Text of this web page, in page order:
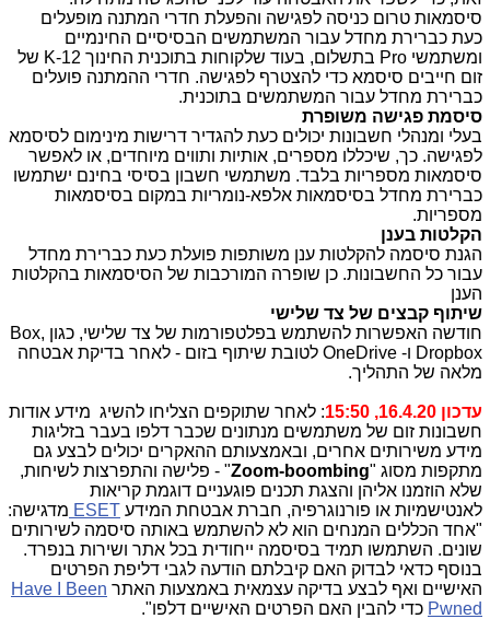
סיסמאות טרום כניסה לפגישה והפעלת חדרי המתנה מופעלים
כעת כברירת מחדל עבור המשתמשים הבסיסיים החינמיים
ומשתמשי Pro בתשלום, בעוד שלקוחות בתוכנית החינוך K-12 של
זום חייבים סיסמא כדי להצטרף לפגישה. חדרי ההמתנה פועלים
כברירת מחדל עבור המשתמשים בתוכנית.
סיסמת פגישה משופרת
בעלי ומנהלי חשבונות יכולים כעת להגדיר דרישות מינימום לסיסמא
לפגישה. כך, שיכללו מספרים, אותיות ותווים מיוחדים, או לאפשר
סיסמאות מספריות בלבד. משתמשי חשבון בסיסי בחינם ישתמשו
כברירת מחדל בסיסמאות אלפא-נומריות במקום בסיסמאות
מספריות.
הקלטות בענן
הגנת סיסמה להקלטות ענן משותפות פועלת כעת כברירת מחדל
עבור כל החשבונות. כן שופרה המורכבות של הסיסמאות בהקלטות
הענן
שיתוף קבצים של צד שלישי
חודשה האפשרות להשתמש בפלטפורמות של צד שלישי, כגון Box,
Dropbox ו- OneDrive לטובת שיתוף בזום - לאחר בדיקת אבטחה
מלאה של התהליך.
עדכון 16.4.20, 15:50
: לאחר שתוקפים הצליחו להשיג מידע אודות
חשבונות זום של משתמשים מנתונים שכבר דלפו בעבר בזליגות
מידע משירותים אחרים, ובאמצעותם ההאקרים יכולים לבצע גם
מתקפות מסוג "Zoom-boombing" - פלישה והתפרצות לשיחות,
שלא הוזמנו אליהן והצגת תכנים פוגעניים דוגמת קריאות
לאנטישמיות או פורנוגרפיה, חברת אבטחת המידע ESET מדגישה:
"אחד הכללים המנחים הוא לא להשתמש באותה סיסמה לשירותים
שונים. השתמשו תמיד בסיסמה ייחודית בכל אתר ושירות בנפרד.
בנוסף כדאי לבדוק האם קיבלתם הודעה לגבי דליפת הפרטים
האישיים ואף לבצע בדיקה עצמאית באמצעות האתר Have I Been
Pwned כדי להבין האם הפרטים האישיים דלפו".